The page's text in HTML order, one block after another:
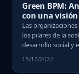
Green BPM:
con una
Las
los pilares de la
desarrollo social y
15/12/2022